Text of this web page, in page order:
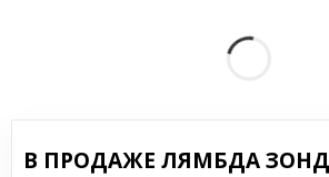
В ПРОДАЖЕ ЛЯМБДА